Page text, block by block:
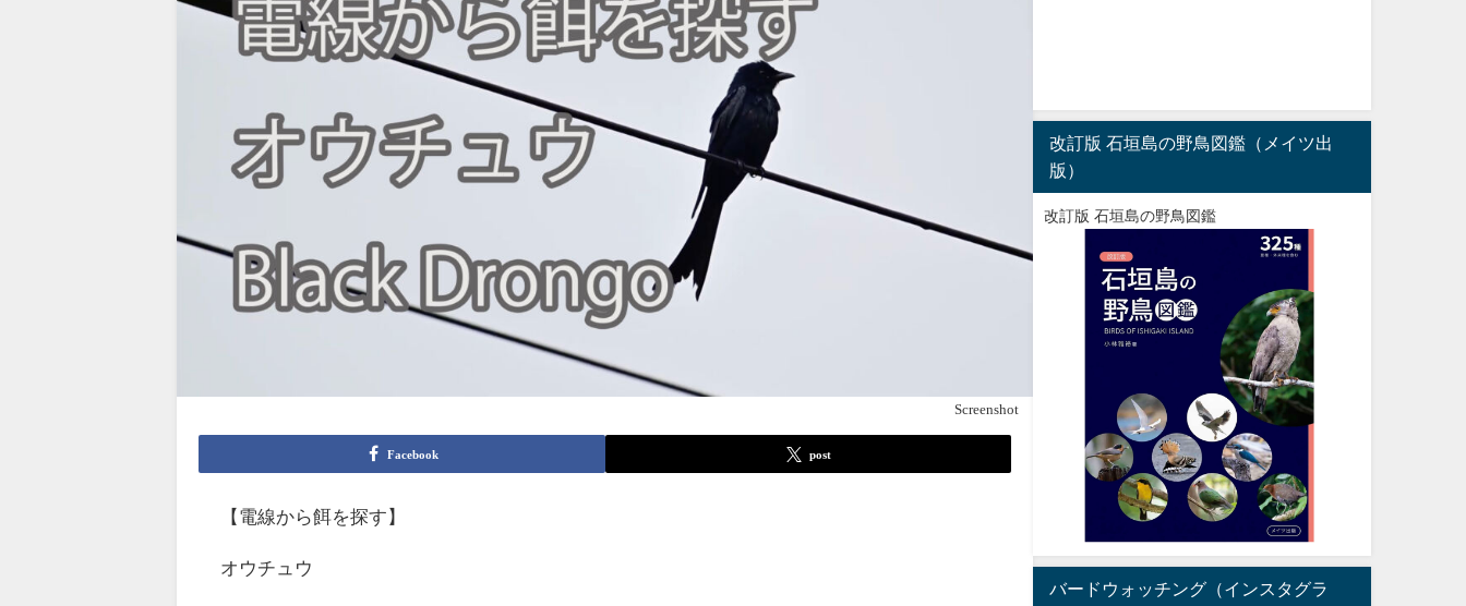
Screenshot
Facebook post
【電線から餌を探す】
オウチュウ
改訂版 石垣島の野鳥図鑑（メイツ出
版）
改訂版 石垣島の野鳥図鑑
バードウォッチング（インスタグラ